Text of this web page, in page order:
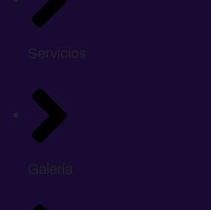
Servicios
Galería